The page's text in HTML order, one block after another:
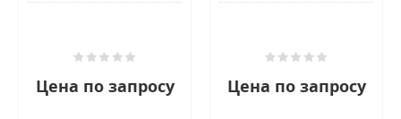
Цена по запросу Цена по запросу